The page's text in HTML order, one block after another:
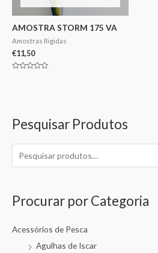
Pesquisar Produtos
Procurar por Categoria
Acessórios de Pesca
Agulhas de Iscar
AMOSTRA STORM 175 VA
Amostras Rigidas
€11,50